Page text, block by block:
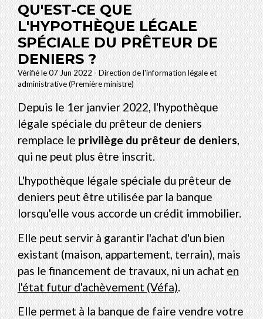
QU'EST-CE QUE
L'HYPOTHÈQUE LÉGALE
SPÉCIALE DU PRÊTEUR DE
DENIERS ?
Vérifié le 07 Jun 2022 - Direction de l'information légale et
administrative (Première ministre)
Depuis le 1erjanvier 2022, l'hypothèque
légale spéciale du prêteur de deniers
remplace leprivilège du prêteur de deniers,
qui ne peut plus être inscrit.
L'hypothèque légale spéciale du prêteur de
deniers peut être utilisée par la banque
lorsqu'elle vous accorde un crédit immobilier.
Elle peut servir à garantir l'achat d'un bien
existant (maison, appartement, terrain), mais
pas le financement de travaux, ni un achaten
l'état futur d'achèvement (Véfa).
Elle permet à la banque de faire vendre votre